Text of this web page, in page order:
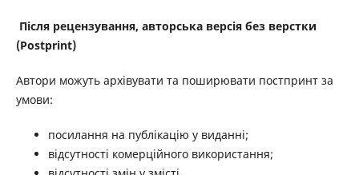
Після рецензування, авторська версія без верстки
(Postprint)
Автори можуть архівувати та поширювати постпринт за
умови:
посилання на публікацію у виданні;
відсутності комерційного використання;